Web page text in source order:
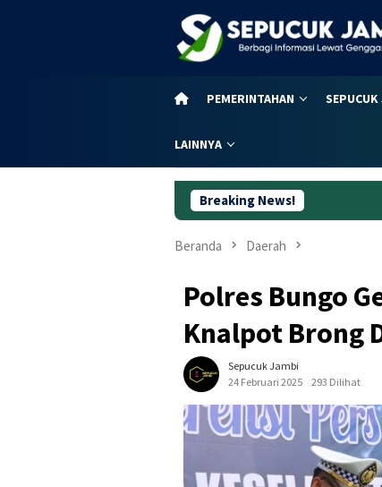
PEMERINTAHAN
LAINNYA
Breaking News!
Beranda Daerah
Polres Bungo
Knalpot Brong
Sepucuk Jambi
24 Februari 2025
293 Dilihat